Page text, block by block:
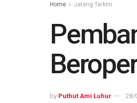
Home Jateng Terkini
by Puthut Ami Luhur 28/